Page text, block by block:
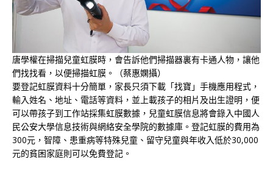
唐學權在掃描兒童虹膜時，會告訴他們掃描器裏有卡通人物，讓他
們找找看，以便掃描虹膜。（蔡惠嫻攝）
要登記虹膜資料十分簡單，家長只須下載「找寶」手機應用程式，
輸入姓名、地址、電話等資料，並上載孩子的相片及出生證明，便
可以帶孩子到工作站採集虹膜數據，兒童虹膜信息將會錄入中國人
民公安大學信息技術與網絡安全學院的數據庫。登記虹膜的費用為
300元，智障、患重病等特殊兒童、留守兒童與年收入低於30,000
元的貧困家庭則可以免費登記。